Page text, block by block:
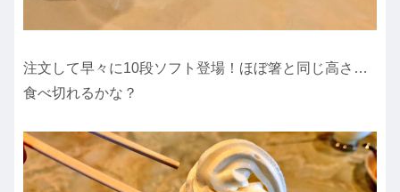
注文して早々に10段ソフト登場！ほぼ箸と同じ高さ…
食べ切れるかな？